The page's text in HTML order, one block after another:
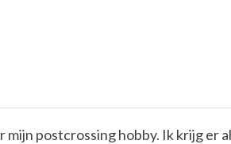
postcrossing hobby. Ik krijg er